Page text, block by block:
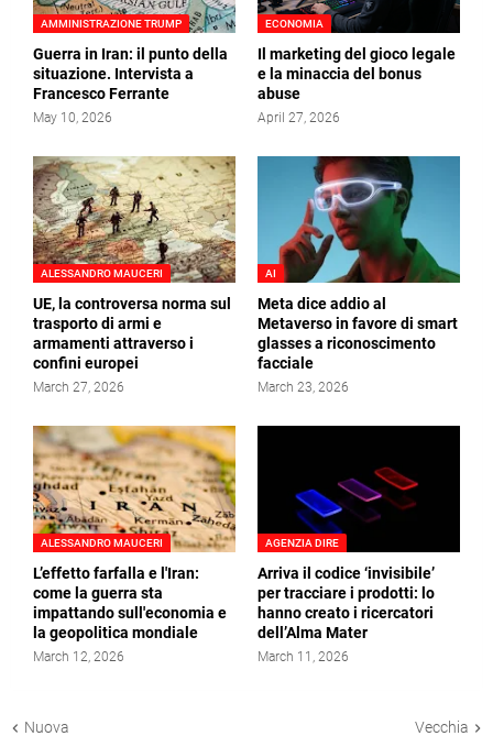
AMMINISTRAZIONE TRUMP
Guerra in Iran: il punto della
situazione. Intervista a
Francesco Ferrante
May 10, 2026
ECONOMIA
Il marketing del gioco legale
e la minaccia del bonus
abuse
April 27, 2026
ALESSANDRO MAUCERI
UE, la controversa norma sul
trasporto di armi e
armamenti attraverso i
confini europei
March 27, 2026
AI
Meta dice addio al
Metaverso in favore di smart
glasses a riconoscimento
facciale
March 23, 2026
ALESSANDRO MAUCERI
L’effetto farfalla e l'Iran:
come la guerra sta
impattando sull'economia e
la geopolitica mondiale
March 12, 2026
AGENZIA DIRE
Arriva il codice ‘invisibile’
per tracciare i prodotti: lo
hanno creato i ricercatori
dell’Alma Mater
March 11, 2026
Nuova Vecchia